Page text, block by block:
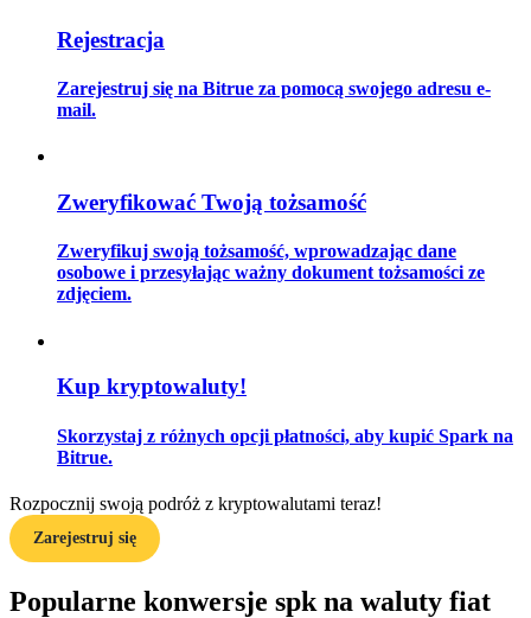
Przewodnik dla początkujących dotyczący kontraktów futures
Strategie handlowe
Dowiedz się, jak zachować rentowność
Rejestracja
Zarejestruj się na Bitrue za pomocą swojego adresu e-
mail.
Zweryfikować Twoją tożsamość
Zweryfikuj swoją tożsamość, wprowadzając dane
osobowe i przesyłając ważny dokument tożsamości ze
zdjęciem.
Kup kryptowaluty!
Skorzystaj z różnych opcji płatności, aby kupić Spark na
Bitrue.
Rozpocznij swoją podróż z kryptowalutami teraz!
Zarejestruj się
Popularne konwersje spk na waluty fiat